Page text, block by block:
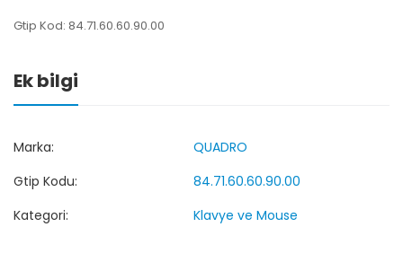
Gtip Kod: 84.71.60.60.90.00
Ek bilgi
Marka:
QUADRO
Gtip Kodu:
84.71.60.60.90.00
Kategori:
Klavye ve Mouse